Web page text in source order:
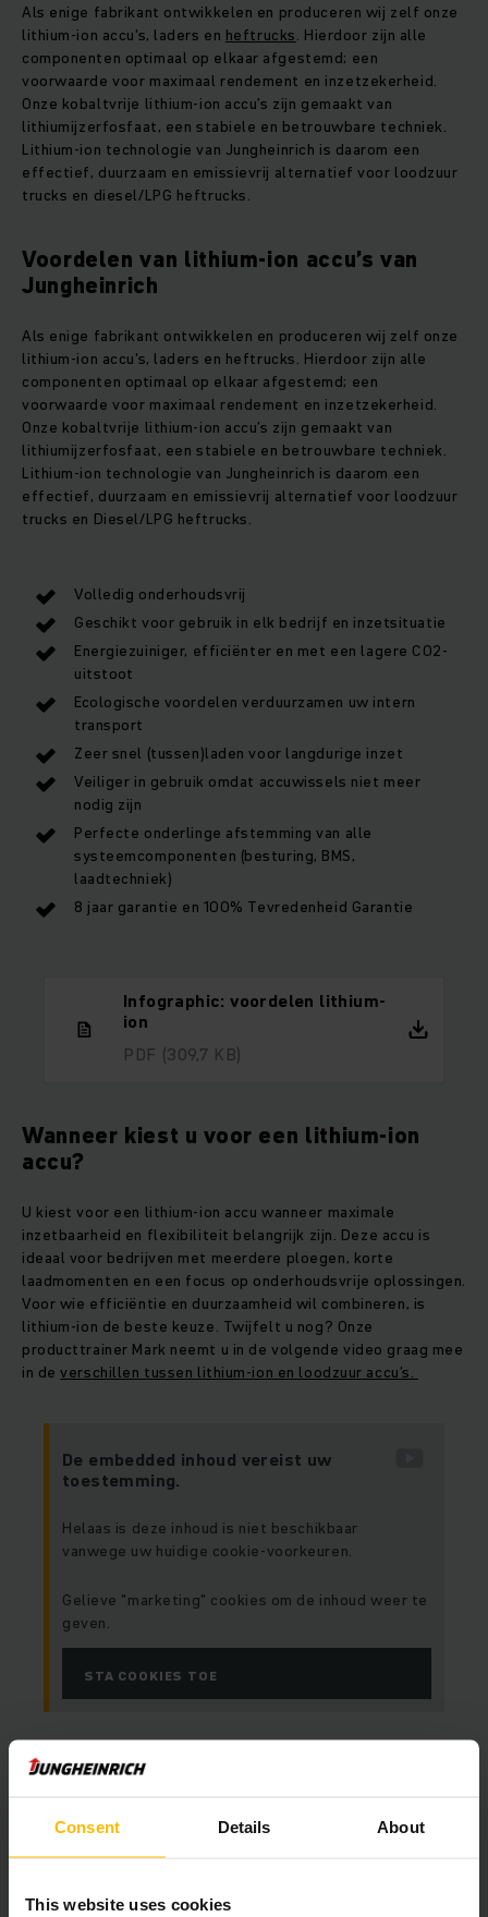
Consent Details About
This website uses cookies
Als enige fabrikant ontwikkelen en produceren wij zelf onze
lithium-ion accu's, laders en heftrucks. Hierdoor zijn alle
componenten optimaal op elkaar afgestemd; een
voorwaarde voor maximaal rendement en inzetzekerheid.
Onze kobaltvrije lithium-ion accu’s zijn gemaakt van
lithiumijzerfosfaat, een stabiele en betrouwbare techniek.
Lithium-ion technologie van Jungheinrich is daarom een
effectief, duurzaam en emissievrij alternatief voor loodzuur
trucks en diesel/LPG heftrucks.
Voordelen van lithium-ion accu’s van
Jungheinrich
Als enige fabrikant ontwikkelen en produceren wij zelf onze
lithium-ion accu's, laders en heftrucks. Hierdoor zijn alle
componenten optimaal op elkaar afgestemd; een
voorwaarde voor maximaal rendement en inzetzekerheid.
Onze kobaltvrije lithium-ion accu’s zijn gemaakt van
lithiumijzerfosfaat, een stabiele en betrouwbare techniek.
Lithium-ion technologie van Jungheinrich is daarom een
effectief, duurzaam en emissievrij alternatief voor loodzuur
trucks en Diesel/LPG heftrucks.
Volledig onderhoudsvrij
Geschikt voor gebruik in elk bedrijf en inzetsituatie
Energiezuiniger, efficiënter en met een lagere CO2-
uitstoot
Ecologische voordelen verduurzamen uw intern
transport
Zeer snel (tussen)laden voor langdurige inzet
Veiliger in gebruik omdat accuwissels niet meer
nodig zijn
Perfecte onderlinge afstemming van alle
systeemcomponenten (besturing, BMS,
laadtechniek)
8 jaar garantie en 100% Tevredenheid Garantie
Infographic: voordelen lithium-
ion
PDF (309,7 KB)
Wanneer kiest u voor een lithium-ion
accu?
U kiest voor een lithium-ion accu wanneer maximale
inzetbaarheid en flexibiliteit belangrijk zijn. Deze accu is
ideaal voor bedrijven met meerdere ploegen, korte
laadmomenten en een focus op onderhoudsvrije oplossingen.
Voor wie efficiëntie en duurzaamheid wil combineren, is
lithium-ion de beste keuze. Twijfelt u nog? Onze
producttrainer Mark neemt u in de volgende video graag mee
in deverschillen tussen lithium-ion en loodzuur accu’s.
De embedded inhoud vereist uw
toestemming.
Helaas is deze inhoud is niet beschikbaar
vanwege uw huidige cookie-voorkeuren.
Gelieve "marketing" cookies om de inhoud weer te
geven.
STA COOKIES TOE